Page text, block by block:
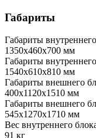
Габариты
Габариты
1350х460х700 мм
Габариты
1540х610х810 мм
Габариты внешнего
400х1120х1510 мм
Габариты внешнего
545х1270х1710 мм
Вес внутреннего
91 кг